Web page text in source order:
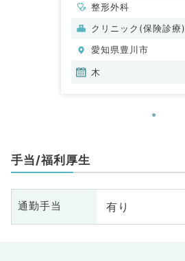
整形外科
クリニック(保険診療)
愛知県豊川市
木
手当/福利厚生
通勤手当 有り